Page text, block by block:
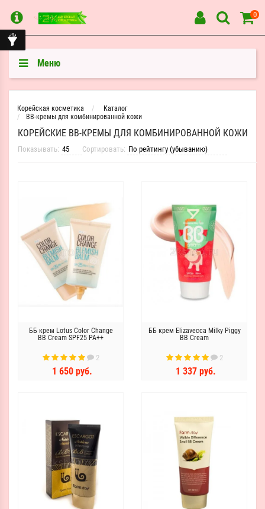
0
Меню
Корейская косметика
Каталог
BB-кремы для комбинированной кожи
КОРЕЙСКИЕ BB-КРЕМЫ ДЛЯ КОМБИНИРОВАННОЙ КОЖИ
Показывать: Сортировать:
ББ крем Lotus Color Change
BB Cream SPF25 PA++
2
1 650 руб.
ББ крем Elizavecca Milky Piggy
BB Cream
2
1 337 руб.